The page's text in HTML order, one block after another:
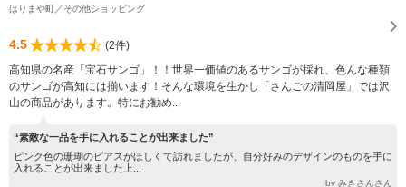
はりまや町／その他ショッピング
4.5
(2件)
高知県の名産「宝石サンゴ」！！世界一価値のあるサンゴが採れ、色んな種類
のサンゴが高知には揃います！そんな環境を生かし「さんごの清岡屋」では沢
山の商品があります。特にお勧め...
“素敵な一品を手に入れることが出来ました”
ピンク色の珊瑚のピアスがほしくて訪れましたが、自分好みのデザインのものを手に
入れることが出来ました上...
by みきさんさん